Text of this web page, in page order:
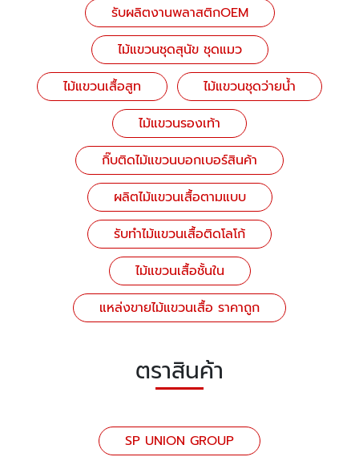
รับผลิตงานพลาสติกOEM
ไม้แขวนชุดสุนัข ชุดแมว
ไม้แขวนเสื้อสูท
ไม้แขวนชุดว่ายน้ำ
ไม้แขวนรองเท้า
กิ๊บติดไม้แขวนบอกเบอร์สินค้า
ผลิตไม้แขวนเสื้อตามแบบ
รับทำไม้แขวนเสื้อติดโลโก้
ไม้แขวนเสื้อชั้นใน
แหล่งขายไม้แขวนเสื้อ ราคาถูก
ตราสินค้า
SP UNION GROUP